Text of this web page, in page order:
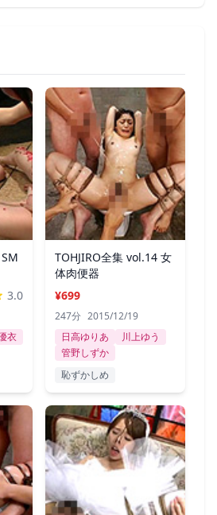
3.0
衣
TOHJIRO全集 vol.14 女
体肉便器
¥699
247分 2015/12/19
日高ゆりあ
川上ゆう
管野しずか
恥ずかしめ